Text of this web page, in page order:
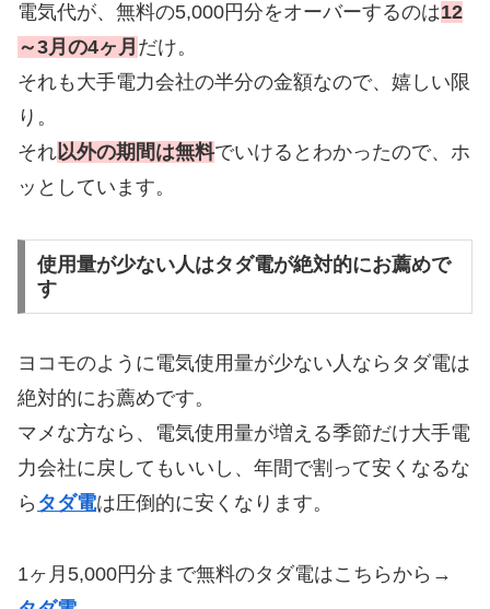
電気代が、無料の5,000円分をオーバーするのは12
～3月の4ヶ月 だけ。
それも大手電力会社の半分の金額なので、嬉しい限
り。
それ以外の期間は無料でいけるとわかったので、ホ
ッとしています。
使用量が少ない人はタダ電が絶対的にお薦めで
す
ヨコモのように電気使用量が少ない人ならタダ電は
絶対的にお薦めです。
マメな方なら、電気使用量が増える季節だけ大手電
力会社に戻してもいいし、年間で割って安くなるな
ら タダ電は圧倒的に安くなります。
1ヶ月5,000円分まで無料のタダ電はこちらから→